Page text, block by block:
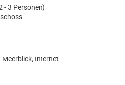
- 3 Personen)
Meerblick, Internet